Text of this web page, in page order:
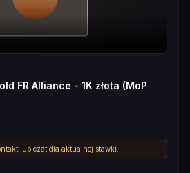
FR Alliance - 1K złota (MoP
lub czat dla aktualnej stawki.